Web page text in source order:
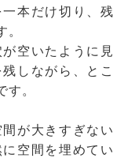
本だけ切り、残
。
空いたように見
しながら、とこ
す。
が大きすぎない
空間を埋めてい